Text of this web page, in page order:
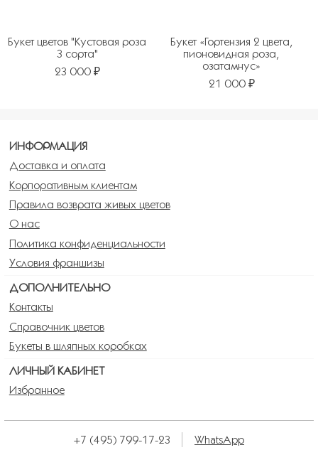
Букет цветов "Кустовая роза
3 сорта"
23 000 ₽
Букет «Гортензия 2 цвета,
пионовидная роза,
озатамнус»
21 000 ₽
ИНФОРМАЦИЯ
Доставка и оплата
Корпоративным клиентам
Правила возврата живых цветов
О нас
Политика конфиденциальности
Условия франшизы
ДОПОЛНИТЕЛЬНО
Контакты
Справочник цветов
Букеты в шляпных коробках
ЛИЧНЫЙ КАБИНЕТ
Избранное
+7 (495) 799-17-23 WhatsApp